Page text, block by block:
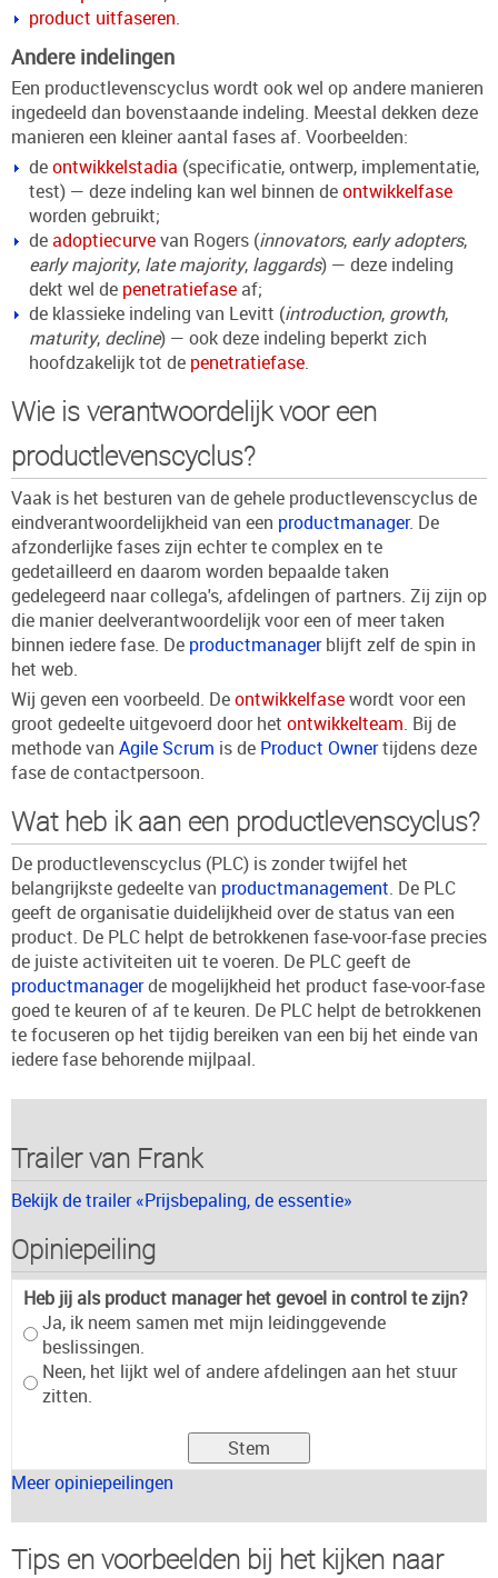
product uitfaseren.
Andere indelingen
Een productlevenscyclus wordt ook wel op andere manieren
ingedeeld dan bovenstaande indeling. Meestal dekken deze
manieren een kleiner aantal fases af. Voorbeelden:
deontwikkelstadia (specificatie, ontwerp, implementatie,
test) — deze indeling kan wel binnen deontwikkelfase
worden gebruikt;
deadoptiecurvevan Rogers (innovators, early adopters,
early majority, late majority, laggards) — deze indeling
dekt wel de penetratiefase af;
de klassieke indeling van Levitt (introduction, growth,
maturity, decline) — ook deze indeling beperkt zich
hoofdzakelijk tot de penetratiefase.
Wie is verantwoordelijk voor een
productlevenscyclus?
Vaak is het besturen van de gehele productlevenscyclus de
eindverantwoordelijkheid van een productmanager. De
afzonderlijke fases zijn echter te complex en te
gedetailleerd en daarom worden bepaalde taken
gedelegeerd naar collega's, afdelingen of partners. Zij zijn op
die manier deelverantwoordelijk voor een of meer taken
binnen iedere fase. De productmanagerblijft zelf de spin in
het web.
Wij geven een voorbeeld. Deontwikkelfasewordt voor een
groot gedeelte uitgevoerd door het ontwikkelteam. Bij de
methode van Agile Scrum is de Product Ownertijdens deze
fase de contactpersoon.
Wat heb ik aan een productlevenscyclus?
De productlevenscyclus (PLC) is zonder twijfel het
belangrijkste gedeelte van productmanagement. De PLC
geeft de organisatie duidelijkheid over de status van een
product. De PLC helpt de betrokkenen fase-voor-fase precies
de juiste activiteiten uit te voeren. De PLC geeft de
productmanagerde mogelijkheid het product fase-voor-fase
goed te keuren of af te keuren. De PLC helpt de betrokkenen
te focuseren op het tijdig bereiken van een bij het einde van
iedere fase behorende mijlpaal.
Trailer van Frank
Bekijk de trailer «Prijsbepaling, de essentie»
Opiniepeiling
Heb jij als product manager het gevoel in control te zijn?
Ja, ik neem samen met mijn leidinggevende
beslissingen.
Neen, het lijkt wel of andere afdelingen aan het stuur
zitten.
Meer opiniepeilingen
Tips en voorbeelden bij het kijken naar